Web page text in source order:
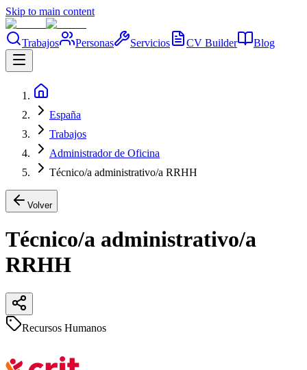
Skip to main content
Trabajos Personas Servicios CV Builder Blog
España
Trabajos
Administrador de Oficina
Técnico/a administrativo/a RRHH
Volver
Técnico/a administrativo/a
RRHH
Recursos Humanos